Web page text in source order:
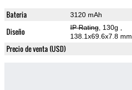
Bateria 3120 mAh
Diseño IP Rating, 130g
138.1x69.6x7.8 mm
Precio de venta (USD)